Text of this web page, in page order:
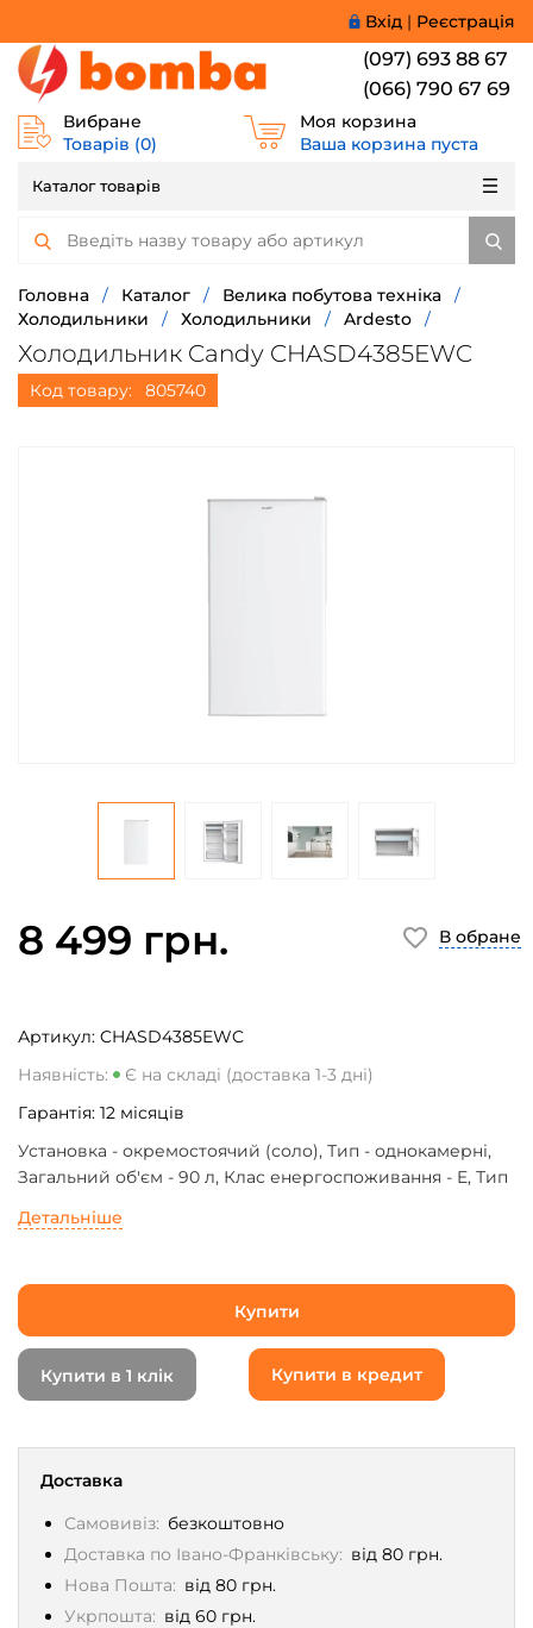
Вхід | Реєстрація
(097) 693 88 67
(066) 790 67 69
Вибране
Товарів (0)
Моя корзина
Ваша корзина пуста
Каталог товарів
Головна / Каталог / Велика побутова техніка
/
Холодильники
/ Холодильники / Ardesto /
Холодильник Candy CHASD4385EWC
Код товару: 805740
8 499 грн.
Доставка
Самовивіз: безкоштовно
Доставка по Івано-Франківську: від 80 грн.
Нова Пошта: від 80 грн.
Укрпошта: від 60 грн.
Артикул: CHASD4385EWC
Наявність:
Є на складі (доставка 1-3 дні)
Гарантія: 12 місяців
Установка - окремостоячий (соло), Тип - однокамерні,
Загальний об'єм - 90 л, Клас енергоспоживання - E, Тип
камери - 90 л, Висота - 85 см, Ширина - 45 см, Глибина -
Детальніше
Купити
Купити в 1 клік Купити в кредит
В обране